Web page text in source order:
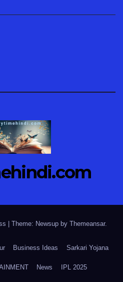
Theme: Newsup by Themeansar.
Business Ideas Sarkari Yojana
News IPL 2025